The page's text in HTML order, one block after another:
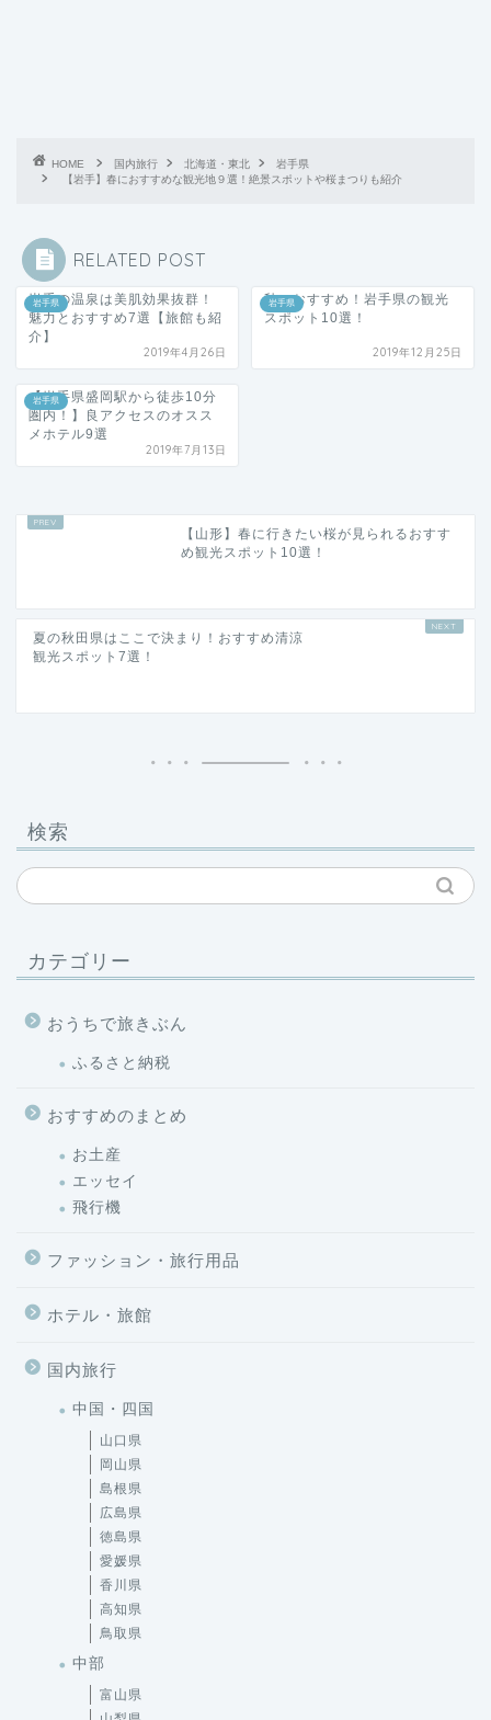
岩手県
岩手の温泉は美肌効果抜群！
魅力とおすすめ7選【旅館も紹
介】
2019年4月26日 2019年12月25日
岩手県
【岩手県盛岡駅から徒歩10分
圏内！】良アクセスのオスス
2019年7月13日
カテゴリー
おうちで旅きぶん
おすすめのまとめ
エッセイ
飛行機
ファッション・旅行用品
ホテル・旅館
国内旅行
岡山県
島根県
広島県
徳島県
愛媛県
香川県
高知県
鳥取県
中部
富山県
山梨県
岐阜県
愛知県